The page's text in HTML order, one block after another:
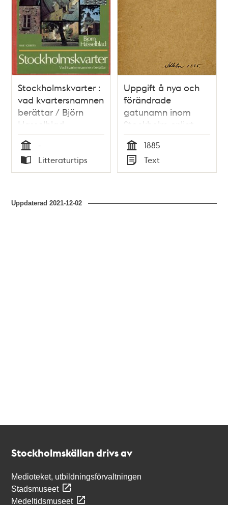
Stockholmskvarter :
vad kvartersnamnen
berättar / Björn
Hasselblad
Tid
-
Typ
Litteraturtips
Uppgift å nya och
förändrade
gatunamn inom
Stockholm enligt
Överståthållare-
embetets
kungörelse den 1
augusti 1885
Tid
1885
Typ
Text
Uppdaterad2021-12-02
Stockholmskällan drivs av
Medioteket, utbildningsförvaltningen
Stadsmuseet
Medeltidsmuseet